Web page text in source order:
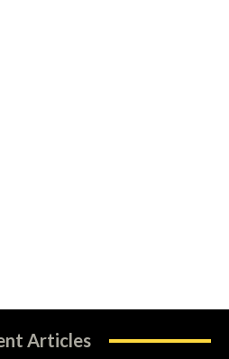
Articles